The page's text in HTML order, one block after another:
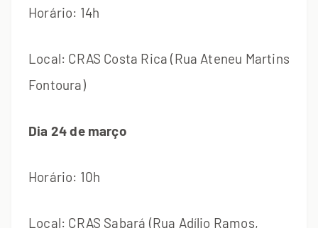
Horário: 14h
Local: CRAS Costa Rica (Rua Ateneu Martins
Fontoura)
Dia 24 de março
Horário: 10h
Local: CRAS Sabará (Rua Adílio Ramos,